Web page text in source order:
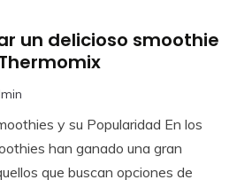
un delicioso smoothie
y su Popularidad En los
han ganado una gran
que buscan opciones de